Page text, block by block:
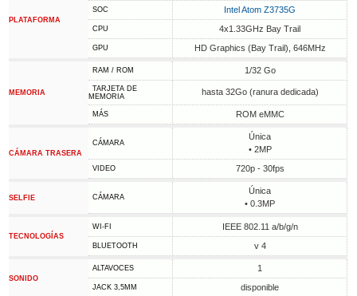
PLATAFORMA
SOC Intel Atom Z3735G
CPU 4x1.33GHz Bay Trail
GPU HD Graphics (Bay Trail), 646MHz
MEMORIA
RAM / ROM 1/32 Go
TARJETA DE
MEMORIA
hasta 32Go (ranura dedicada)
MÁS ROM eMMC
CÁMARA TRASERA
CÁMARA
Única
• 2MP
VIDEO 720p - 30fps
SELFIE CÁMARA
Única
• 0.3MP
TECNOLOGÍAS
WI-FI IEEE 802.11 a/b/g/n
BLUETOOTH v 4
SONIDO
ALTAVOCES 1
JACK 3,5MM disponible